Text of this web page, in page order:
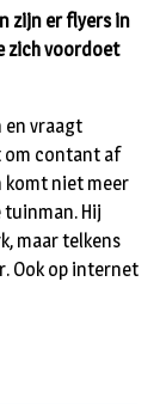
zijn er flyers in
zich voordoet
en vraagt
om contant af
komt niet meer
tuinman. Hij
maar telkens
Ook op internet